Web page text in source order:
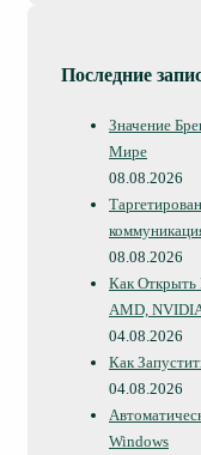
Последние
Значение
Мире
08.08.2026
08.08.2026
Как Открыть
AMD,
04.08.2026
Как
04.08.2026
Windows